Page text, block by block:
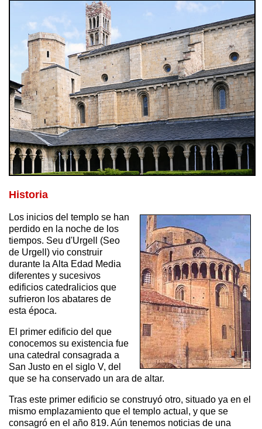
Historia
Los inicios del templo se han
perdido en la noche de los
tiempos. Seu d'Urgell (Seo
de Urgell) vio construir
durante la Alta Edad Media
diferentes y sucesivos
edificios catedralicios que
sufrieron los abatares de
esta época.
El primer edificio del que
conocemos su existencia fue
una catedral consagrada a
San Justo en el siglo V, del
que se ha conservado un ara de altar.
Tras este primer edificio se construyó otro, situado ya en el
mismo emplazamiento que el templo actual, y que se
consagró en el año 819. Aún tenemos noticias de una